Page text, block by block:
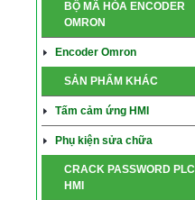
BỘ MÃ HÓA ENCODER
OMRON
Encoder Omron
SẢN PHẨM KHÁC
Tấm cảm ứng HMI
Phụ kiện sửa chữa
CRACK PASSWORD PLC
HMI